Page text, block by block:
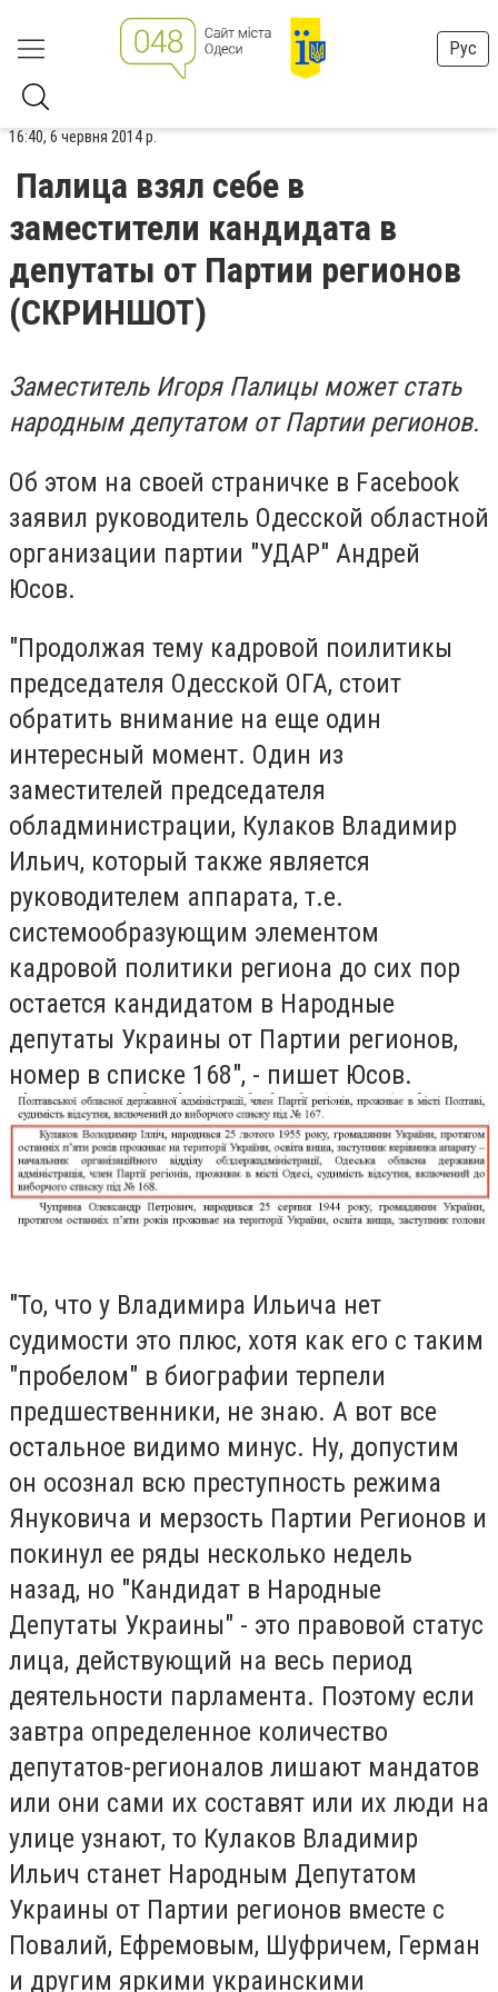
Рус
16:40, 6 червня 2014 р.
Палица взял себе в
заместители кандидата в
депутаты от Партии регионов
(СКРИНШОТ)
Заместитель Игоря Палицы может стать
народным депутатом от Партии регионов.
Об этом на своей страничке в Facebook
заявил руководитель Одесской областной
организации партии "УДАР" Андрей
Юсов.
"Продолжая тему кадровой поилитикы
председателя Одесской ОГА, стоит
обратить внимание на еще один
интересный момент. Один из
заместителей председателя
обладминистрации, Кулаков Владимир
Ильич, который также является
руководителем аппарата, т.е.
системообразующим элементом
кадровой политики региона до сих пор
остается кандидатом в Народные
депутаты Украины от Партии регионов,
номер в списке 168", - пишет Юсов.
"То, что у Владимира Ильича нет
судимости это плюс, хотя как его с таким
"пробелом" в биографии терпели
предшественники, не знаю. А вот все
остальное видимо минус. Ну, допустим
он осознал всю преступность режима
Януковича и мерзость Партии Регионов и
покинул ее ряды несколько недель
назад, но "Кандидат в Народные
Депутаты Украины" - это правовой статус
лица, действующий на весь период
деятельности парламента. Поэтому если
завтра определенное количество
депутатов-регионалов лишают мандатов
или они сами их составят или их люди на
улице узнают, то Кулаков Владимир
Ильич станет Народным Депутатом
Украины от Партии регионов вместе с
Повалий, Ефремовым, Шуфричем, Герман
и другим яркими украинскими